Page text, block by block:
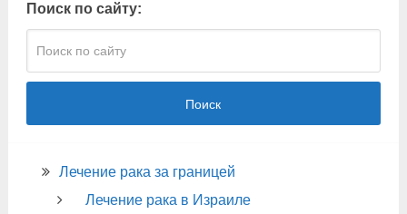
Поиск по сайту:
Поиск
Лечение рака за границей
Лечение рака в Израиле